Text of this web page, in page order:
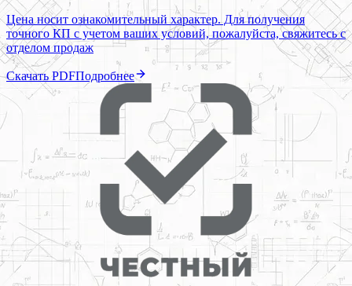
Цена носит ознакомительный характер. Для получения
точного КП с учетом ваших условий, пожалуйста, свяжитесь с
отделом продаж
Скачать PDFПодробнее